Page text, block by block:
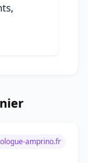
amprino.fr